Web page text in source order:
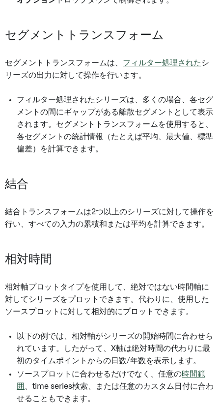
セグメントトランスフォーム
セグメントトランスフォームは、 フィルター処理された シ
リーズの出力に対して操作を行います。
フィルター処理されたシリーズは、多くの場合、各セグ
メントの間にギャップがある離散セグメントとして表示
されます。セグメントトランスフォームを使用すると、
各セグメントの統計情報（たとえば平均、最大値、標準
偏差）を計算できます。
結合
結合トランスフォームは2つ以上のシリーズに対して操作を
行い、すべての入力の累積和または平均を計算できます。
相対時間
相対軸プロットタイプを使用して、絶対ではない時間軸に
対してシリーズをプロットできます。代わりに、使用した
ソースプロットに対して相対的にプロットできます。
以下の例では、相対軸がシリーズの開始時間に合わせら
れています。したがって、X軸は絶対時間の代わりに最
初のタイムポイントからの日数/年数を表示します。
ソースプロットに合わせるだけでなく、任意の時間範
囲
、time series検索、または任意のカスタム日付に合わ
せることもできます。